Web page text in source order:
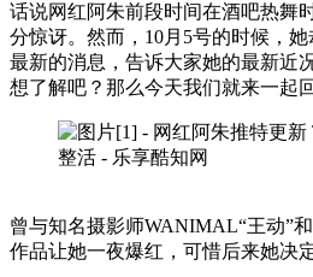
话说网红阿朱前段时间在酒吧热舞
分惊讶。然而，10月5号的时候，她
最新的消息，告诉大家她的最新近
想了解吧？那么今天我们就来一起
曾与知名摄影师WANIMAL“王动”
作品让她一夜爆红，可惜后来她决